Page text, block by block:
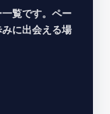
覧です。ペー
に出会える場